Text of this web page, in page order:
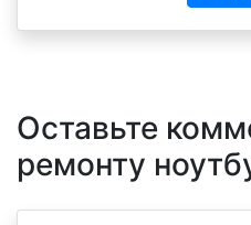
Оставьте
ремонту